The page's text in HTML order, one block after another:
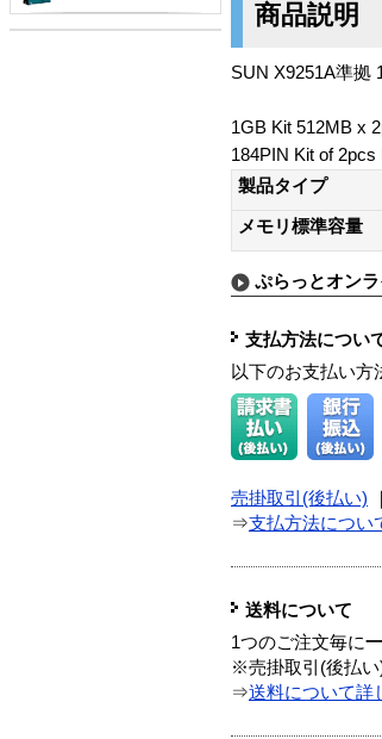
商品説明
SUN X9251A準拠
1GB Kit 512MB x
184PIN Kit of
製品タイプ
メモリ標準容量
ぷらっとオン
支払方法につい
以下のお支払い方
売掛取引(後払い)
⇒支払方法につい
送料について
1つのご注文毎に
※売掛取引(後払い
⇒送料について詳